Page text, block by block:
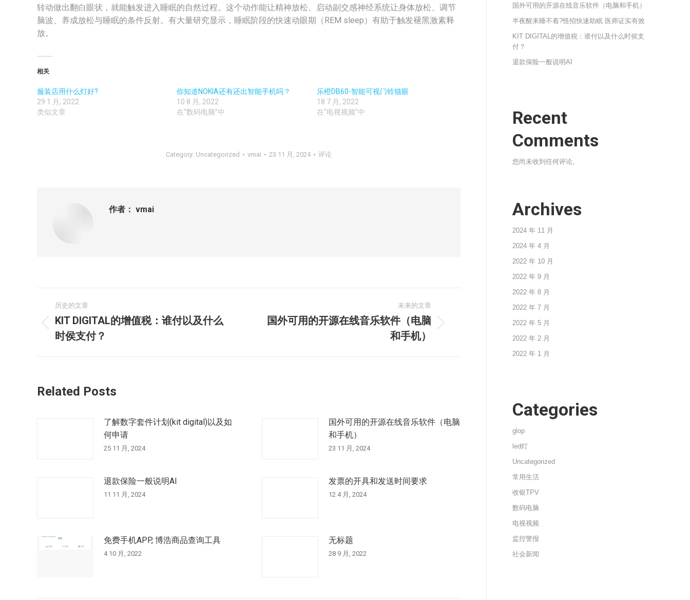
转动做出翻白眼状，就能触发进入睡眠的自然过程。这个动作能让精神放松、启动副交感神经系统让身体放松、调节
脑波、养成放松与睡眠的条件反射。有大量研究显示，睡眠阶段的快速动眼期（REM sleep）有助于触发褪黑激素释
放。
相关
服装店用什么灯好?
29 1 月, 2022
类似文章
你知道NOKIA还有还出智能手机吗？
10 8 月, 2022
在“数码电脑”中
乐橙DB60-智能可视门铃猫眼
18 7 月, 2022
在“电视视频”中
Category: Uncategorized vmai 23 11 月, 2024 评论
作者： vmai
章
历史的文章
史
KIT DIGITAL的增值税：谁付以及什么
时侯支付？
未来的文章
国外可用的开源在线音乐软件（电脑
和手机）
Related Posts
了解数字套件计划(kit digital)以及如
何申请
25 11 月, 2024
国外可用的开源在线音乐软件（电脑
和手机）
23 11 月, 2024
退款保险一般说明AI
11 11 月, 2024
发票的开具和发送时间要求
12 4 月, 2024
免费手机APP, 博浩商品查询工具
4 10 月, 2022
无标题
28 9 月, 2022
国外可用的开源在线音乐软件（电脑和手机）
半夜醒来睡不着?怪招快速助眠 医师证实有效
KIT DIGITAL的增值税：谁付以及什么时侯支
付？
退款保险一般说明AI
Recent
Comments
您尚未收到任何评论。
Archives
2024 年 11 月
2024 年 4 月
2022 年 10 月
2022 年 9 月
2022 年 8 月
2022 年 7 月
2022 年 5 月
2022 年 2 月
2022 年 1 月
Categories
glop
led灯
Uncategorized
常用生活
收银TPV
数码电脑
电视视频
监控警报
社会新闻